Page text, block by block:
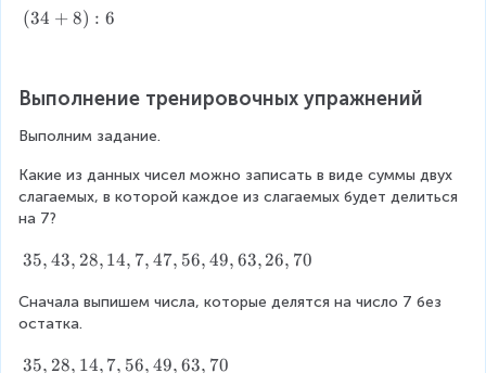
6
0
)
:
6
(
8
)
:
6
(34 + 8) : 6
Выполнение тренировочных упражнений
Выполним задание.
Какие из данных чисел можно записать в виде суммы двух
слагаемых, в которой каждое из слагаемых будет делиться
на 7?
3
,
4
,
35, 43, 28, 14, 7, 47, 56, 49, 63, 26, 70
Сначала выпишем числа, которые делятся на число 7 без
остатка.
3
35, 28, 14, 7, 56, 49, 63, 70